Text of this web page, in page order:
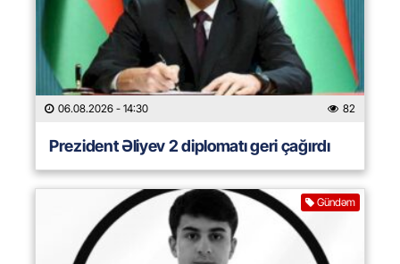
06.08.2026 - 14:30 82
Prezident Əliyev 2 diplomatı geri çağırdı
Gündəm